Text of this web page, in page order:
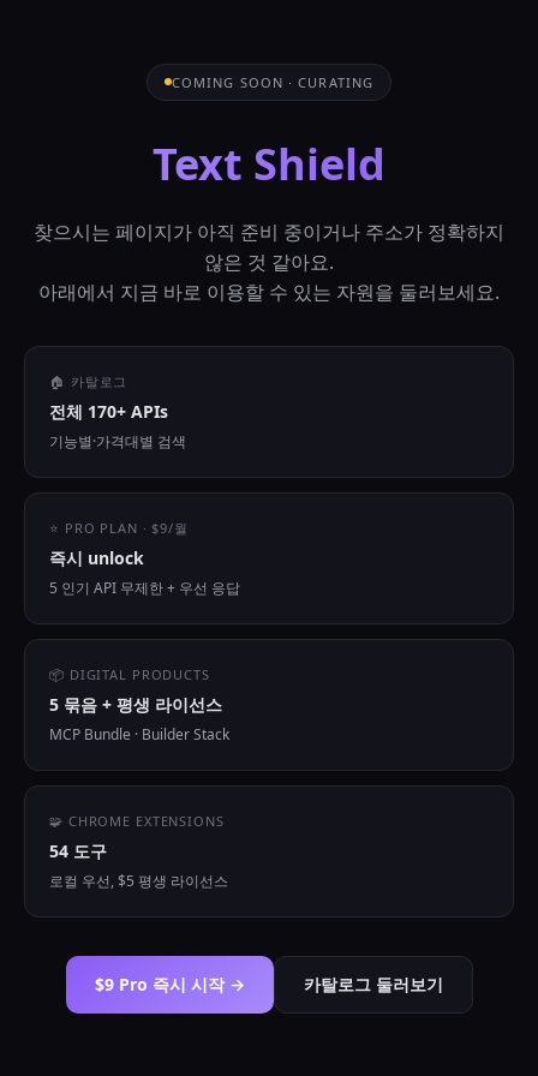
COMING SOON · CURATING
Text Shield
찾으시는 페이지가 아직 준비 중이거나 주소가 정확하지
않은 것 같아요.
아래에서 지금 바로 이용할 수 있는 자원을 둘러보세요.
🏠 카탈로그
전체 170+ APIs
기능별·가격대별 검색
⭐ PRO PLAN · $9/월
즉시 unlock
5 인기 API 무제한 + 우선 응답
📦 DIGITAL PRODUCTS
5 묶음 + 평생 라이선스
MCP Bundle · Builder Stack
🧩 CHROME EXTENSIONS
54 도구
로컬 우선, $5 평생 라이선스
$9 Pro 즉시 시작 → 카탈로그 둘러보기